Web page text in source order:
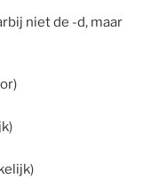
niet de -d, maar